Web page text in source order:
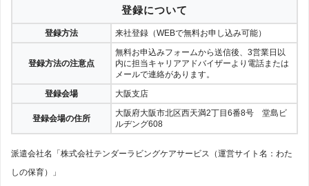
登録について
登録方法 来社登録（WEBで無料お申し込み可能）
登録方法の注意点
無料お申込みフォームから送信後、3営業日以
内に担当キャリアアドバイザーより電話または
メールで連絡があります。
登録会場
大阪支店
登録会場の住所
大阪府大阪市北区西天満2丁目6番8号 堂島ビ
ルヂング608
派遣会社名「株式会社テンダーラビングケアサービス（運営サイト名：わた
しの保育）」